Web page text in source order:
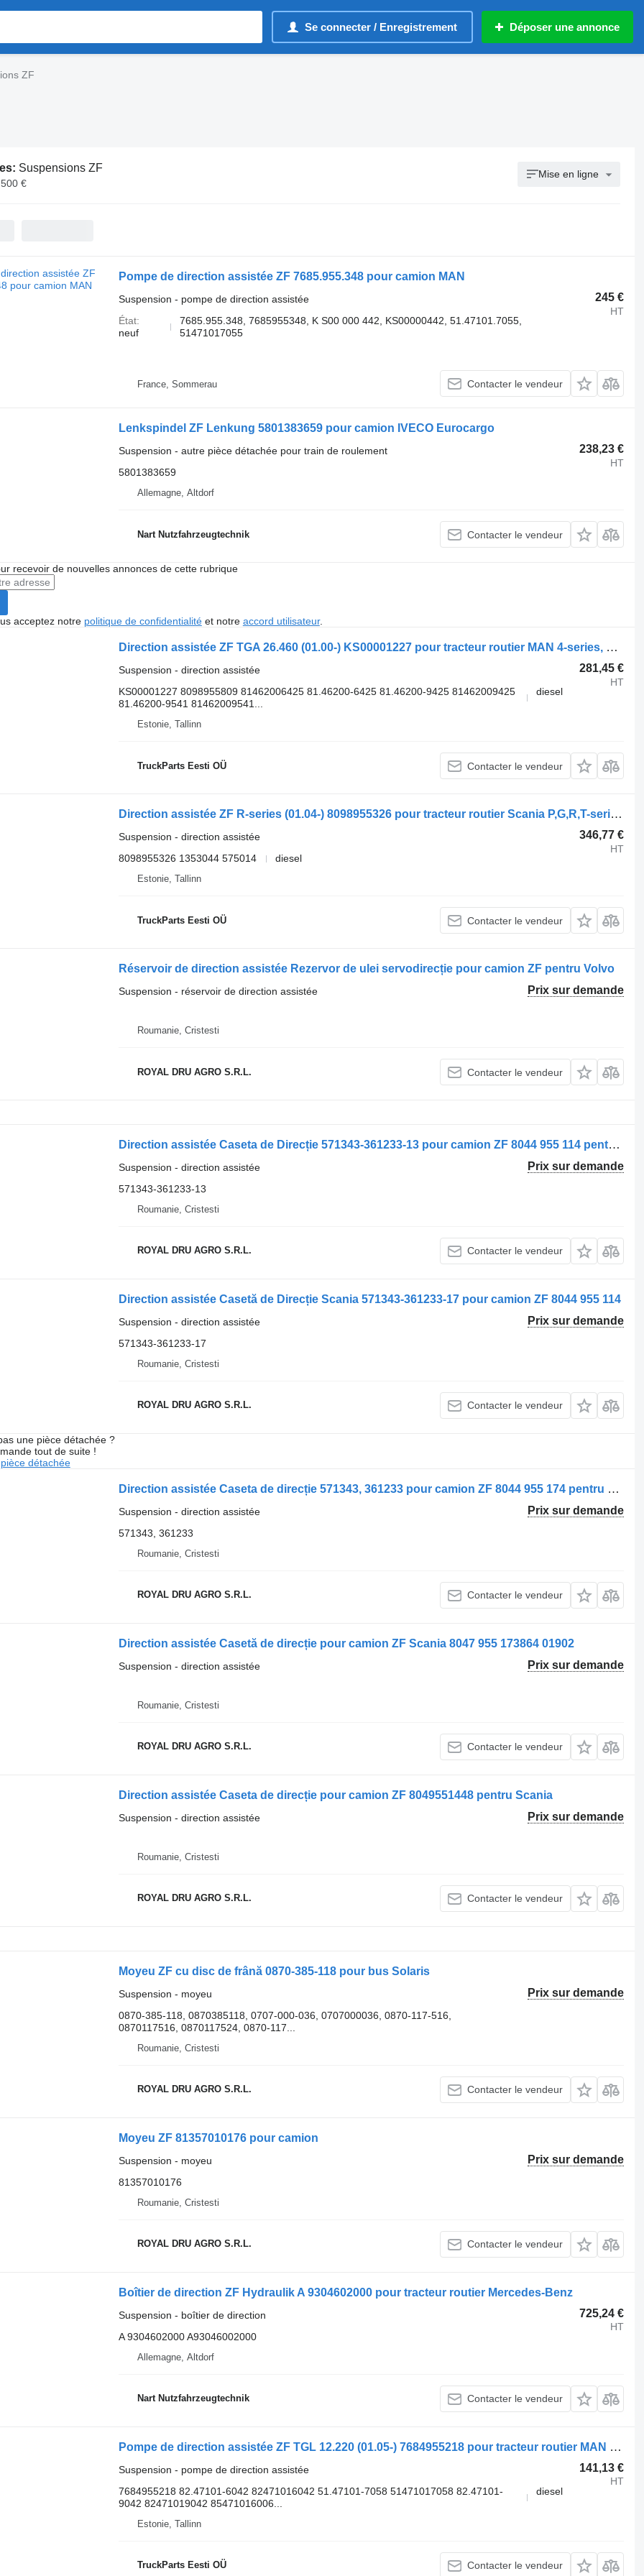
Se connecter / Enregistrement Déposer une annonce
ZF
Suspensions ZF
€
Mise en ligne
Pompe de direction assistée ZF 7685.955.348 pour camion MAN
245 €
HT
Suspension - pompe de direction assistée
État
neuf
7685.955.348, 7685955348, K S00 000 442, KS00000442, 51.47101.7055,
51471017055
France, Sommerau Contacter le vendeur
Lenkspindel ZF Lenkung 5801383659 pour camion IVECO Eurocargo
238,23 €
HT
Suspension - autre pièce détachée pour train de roulement
5801383659
Allemagne, Altdorf
Nart Nutzfahrzeugtechnik Contacter le vendeur
recevoir de nouvelles annonces de cette rubrique
acceptez notre politique de confidentialitéet notre accord utilisateur.
Direction assistée ZF TGA 26.460 (01.00-) KS00001227 pour tracteur routier MAN 4-series, TGA (1993-2009)
281,45 €
HT
Suspension - direction assistée
KS00001227 8098955809 81462006425 81.46200-6425 81.46200-9425 81462009425
81.46200-9541 81462009541...
diesel
Estonie, Tallinn
TruckParts Eesti OÜ Contacter le vendeur
Direction assistée ZF R-series (01.04-) 8098955326 pour tracteur routier Scania P,G,R,T-series (2004-2017)
346,77 €
HT
Suspension - direction assistée
8098955326 1353044 575014
diesel
Estonie, Tallinn
TruckParts Eesti OÜ Contacter le vendeur
Réservoir de direction assistée Rezervor de ulei servodirecție pour camion ZF pentru Volvo
Prix sur demande
Suspension - réservoir de direction assistée
Roumanie, Cristesti
ROYAL DRU AGRO S.R.L. Contacter le vendeur
Direction assistée Caseta de Direcție 571343-361233-13 pour camion ZF 8044 955 114 pentru Scania
Prix sur demande
Suspension - direction assistée
571343-361233-13
Roumanie, Cristesti
ROYAL DRU AGRO S.R.L. Contacter le vendeur
Direction assistée Casetă de Direcție Scania 571343-361233-17 pour camion ZF 8044 955 114
Prix sur demande
Suspension - direction assistée
571343-361233-17
Roumanie, Cristesti
ROYAL DRU AGRO S.R.L. Contacter le vendeur
une pièce détachée ?
tout de suite !
détachée
Direction assistée Caseta de direcție 571343, 361233 pour camion ZF 8044 955 174 pentru Scania
Prix sur demande
Suspension - direction assistée
571343, 361233
Roumanie, Cristesti
ROYAL DRU AGRO S.R.L. Contacter le vendeur
Direction assistée Casetă de direcție pour camion ZF Scania 8047 955 173864 01902
Prix sur demande
Suspension - direction assistée
Roumanie, Cristesti
ROYAL DRU AGRO S.R.L. Contacter le vendeur
Direction assistée Caseta de direcție pour camion ZF 8049551448 pentru Scania
Prix sur demande
Suspension - direction assistée
Roumanie, Cristesti
ROYAL DRU AGRO S.R.L. Contacter le vendeur
Moyeu ZF cu disc de frână 0870-385-118 pour bus Solaris
Prix sur demande
Suspension - moyeu
0870-385-118, 0870385118, 0707-000-036, 0707000036, 0870-117-516,
0870117516, 0870117524, 0870-117...
Roumanie, Cristesti
ROYAL DRU AGRO S.R.L. Contacter le vendeur
Moyeu ZF 81357010176 pour camion
Prix sur demande
Suspension - moyeu
81357010176
Roumanie, Cristesti
ROYAL DRU AGRO S.R.L. Contacter le vendeur
Boîtier de direction ZF Hydraulik A 9304602000 pour tracteur routier Mercedes-Benz
725,24 €
HT
Suspension - boîtier de direction
A 9304602000 A93046002000
Allemagne, Altdorf
Nart Nutzfahrzeugtechnik Contacter le vendeur
Pompe de direction assistée ZF TGL 12.220 (01.05-) 7684955218 pour tracteur routier MAN TGL, TGM, TGS, TGX (2005-2021)
141,13 €
HT
Suspension - pompe de direction assistée
7684955218 82.47101-6042 82471016042 51.47101-7058 51471017058 82.47101-
9042 82471019042 85471016006...
diesel
Estonie, Tallinn
TruckParts Eesti OÜ Contacter le vendeur